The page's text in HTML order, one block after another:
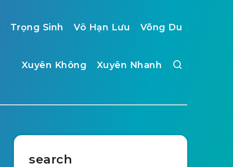
Trọng Sinh Vô Hạn Lưu Võng Du
Xuyên Không Xuyên Nhanh
search